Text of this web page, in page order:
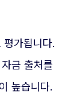
가됩니다.
금 출처를
높습니다.